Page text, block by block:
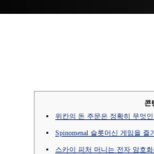
콘
위칸의 돈 주문은 정확히 무엇인
Spinomenal 슬롯머신 게임을 즐
스카이 피처 머니는 전자 암호